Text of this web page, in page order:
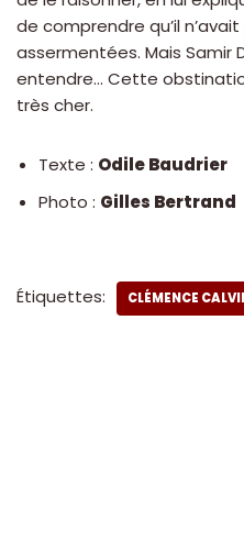
de comprendre qu’il
assermentées. Mais Samir
entendre… Cette
très cher.
Texte : Odile Baudrier
Photo : Gilles Bertrand
Étiquettes: CLÉMENCE